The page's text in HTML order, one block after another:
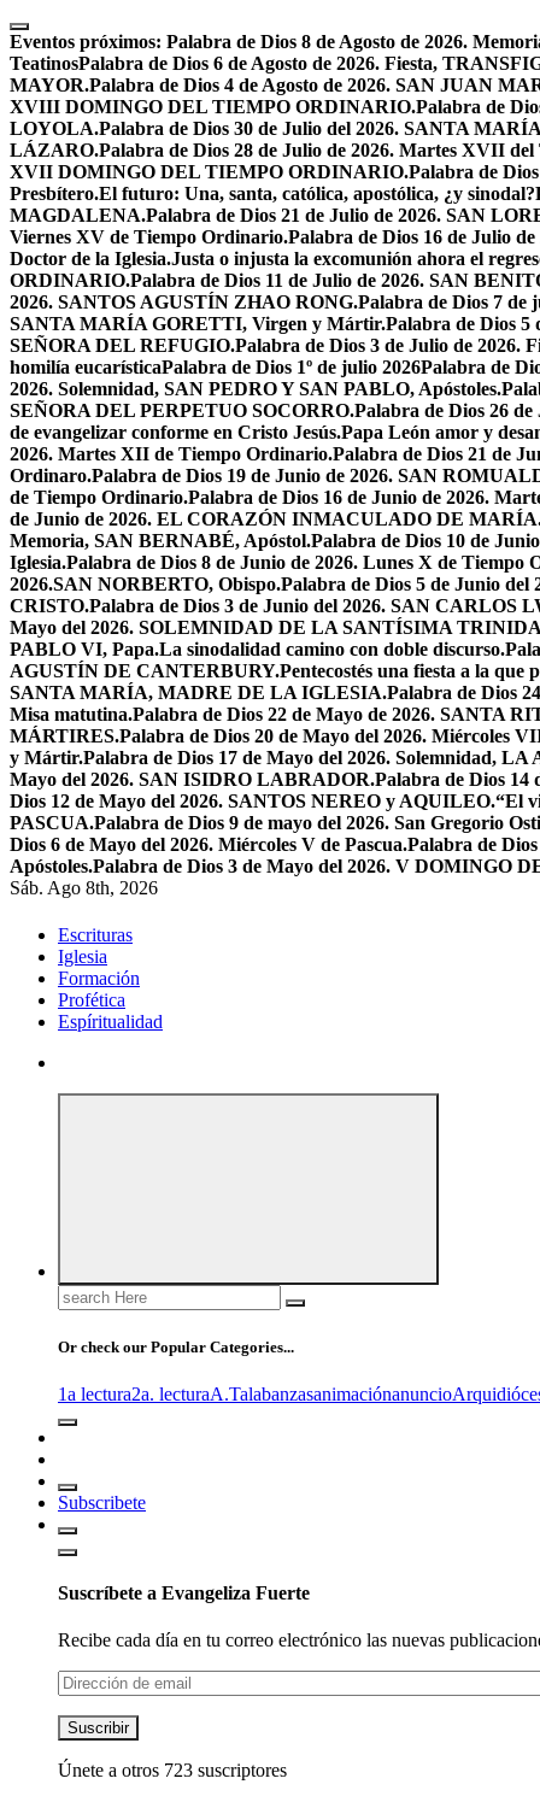
Skip
to
content
Eventos próximos: Palabra de Dios 8 de Agosto de 2026.
TeatinosPalabra de Dios 6 de Agosto de 2026. Fiesta,
MAYOR.Palabra de Dios 4 de Agosto de 2026. SAN JUAN
XVIII DOMINGO DEL TIEMPO ORDINARIO.Palabra de
LOYOLA.Palabra de Dios 30 de Julio del 2026. SANTA
LÁZARO.Palabra de Dios 28 de Julio de 2026. Martes XVII
XVII DOMINGO DEL TIEMPO ORDINARIO.Palabra de
Presbítero.El futuro: Una, santa, católica, apostólica, ¿y sinodal?
MAGDALENA.Palabra de Dios 21 de Julio de 2026. SAN
Viernes XV de Tiempo Ordinario.Palabra de Dios 16 de Julio
Doctor de la Iglesia.Justa o injusta la excomunión ahora el
ORDINARIO.Palabra de Dios 11 de Julio de 2026. SAN
2026. SANTOS AGUSTÍN ZHAO RONG.Palabra de Dios 7 de
SANTA MARÍA GORETTI, Virgen y Mártir.Palabra de Dios
SEÑORA DEL REFUGIO.Palabra de Dios 3 de Julio de 2026.
homilía eucarísticaPalabra de Dios 1º de julio 2026Palabra de
2026. Solemnidad, SAN PEDRO Y SAN PABLO, Apóstoles.
SEÑORA DEL PERPETUO SOCORRO.Palabra de Dios 26
de evangelizar conforme en Cristo Jesús.Papa León amor y
2026. Martes XII de Tiempo Ordinario.Palabra de Dios 21 de
Ordinaro.Palabra de Dios 19 de Junio de 2026. SAN
de Tiempo Ordinario.Palabra de Dios 16 de Junio de 2026.
de Junio de 2026. EL CORAZÓN INMACULADO DE
Memoria, SAN BERNABÉ, Apóstol.Palabra de Dios 10 de
Iglesia.Palabra de Dios 8 de Junio de 2026. Lunes X de Tiempo
2026.SAN NORBERTO, Obispo.Palabra de Dios 5 de Junio
CRISTO.Palabra de Dios 3 de Junio del 2026. SAN CARLOS
Mayo del 2026. SOLEMNIDAD DE LA SANTÍSIMA
PABLO VI, Papa.La sinodalidad camino con doble discurso.
AGUSTÍN DE CANTERBURY.Pentecostés una fiesta a la que
SANTA MARÍA, MADRE DE LA IGLESIA.Palabra de Dios
Misa matutina.Palabra de Dios 22 de Mayo de 2026. SANTA
MÁRTIRES.Palabra de Dios 20 de Mayo del 2026. Miércoles
y Mártir.Palabra de Dios 17 de Mayo del 2026. Solemnidad,
Mayo del 2026. SAN ISIDRO LABRADOR.Palabra de Dios 14
Dios 12 de Mayo del 2026. SANTOS NEREO y AQUILEO.“El
PASCUA.Palabra de Dios 9 de mayo del 2026. San Gregorio
Dios 6 de Mayo del 2026. Miércoles V de Pascua.Palabra de
Apóstoles.Palabra de Dios 3 de Mayo del 2026. V DOMINGO
Sáb. Ago 8th, 2026
Escrituras
Iglesia
Formación
Profética
Espíritualidad
Search
for:
Or check our Popular Categories...
1a lectura2a. lecturaA.Talabanzasanimaciónanuncio
Subscribete
Suscríbete a Evangeliza Fuerte
Recibe cada día en tu correo electrónico las nuevas
Dirección
de
email
Suscribir
Únete a otros 723 suscriptores